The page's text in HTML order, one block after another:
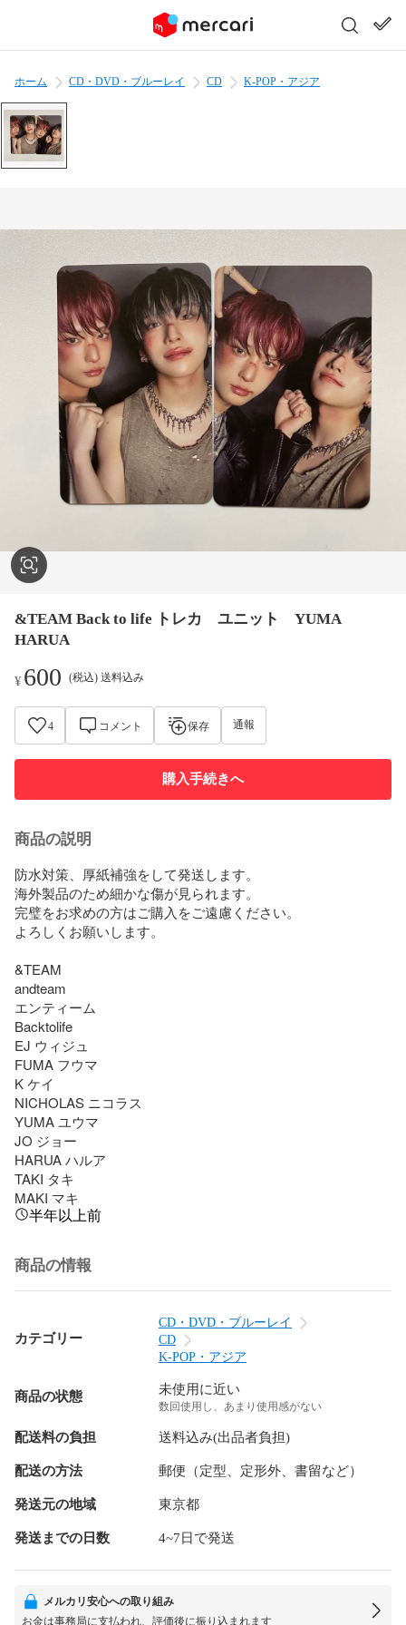
ホーム CD・DVD・ブルーレイ CD K-POP・アジア
&TEAM Back to life トレカ ユニット YUMA
HARUA
¥600 (税込) 送料込み
4 コメント 保存 通報
購入手続きへ
商品の説明
防水対策、厚紙補強をして発送します。
海外製品のため細かな傷が見られます。
完璧をお求めの方はご購入をご遠慮ください。
よろしくお願いします。
&TEAM
andteam
エンティーム
Backtolife
EJ ウィジュ
FUMA フウマ
K ケイ
NICHOLAS ニコラス
YUMA ユウマ
JO ジョー
HARUA ハルア
TAKI タキ
MAKI マキ
半年以上前
商品の情報
カテゴリー
CD・DVD・ブルーレイ
CD
K-POP・アジア
商品の状態 未使用に近い
数回使用し、あまり使用感がない
配送料の負担 送料込み(出品者負担)
配送の方法 郵便（定型、定形外、書留など）
発送元の地域 東京都
発送までの日数 4~7日で発送
メルカリ安心への取り組み
お金は事務局に支払われ、評価後に振り込まれます